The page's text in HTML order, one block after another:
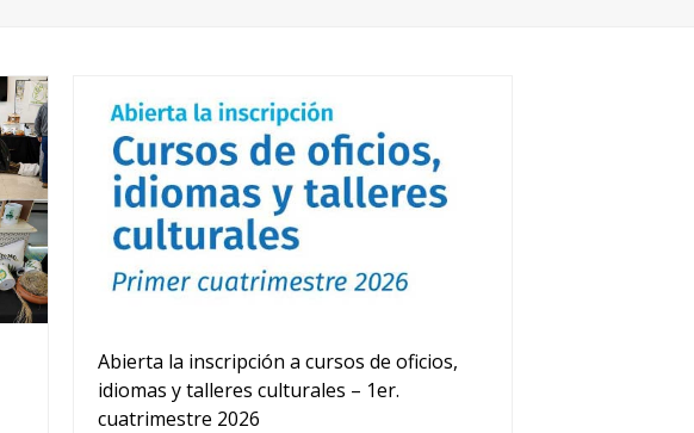
Abierta la inscripción a cursos de oficios,
idiomas y talleres culturales – 1er.
cuatrimestre 2026